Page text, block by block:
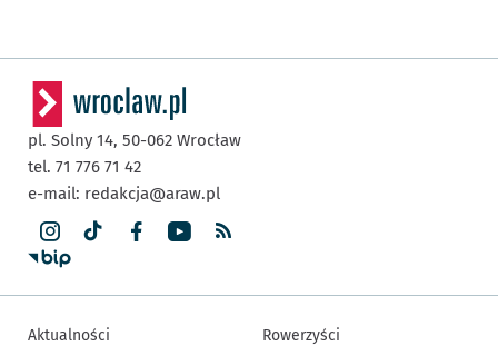
pl. Solny 14, 50-062 Wrocław
tel. 71 776 71 42
e-mail: redakcja@araw.pl
Aktualności
Rowerzyści